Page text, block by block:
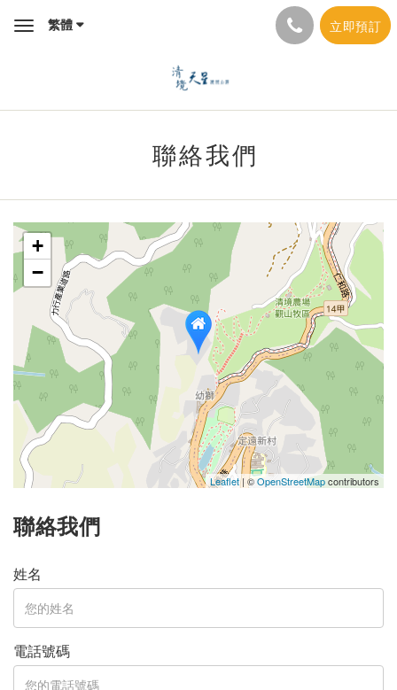
Toggle繁體 立即預訂
聯絡我們
+
−
Leaflet| ©OpenStreetMapcontributors
聯絡我們
姓名
電話號碼